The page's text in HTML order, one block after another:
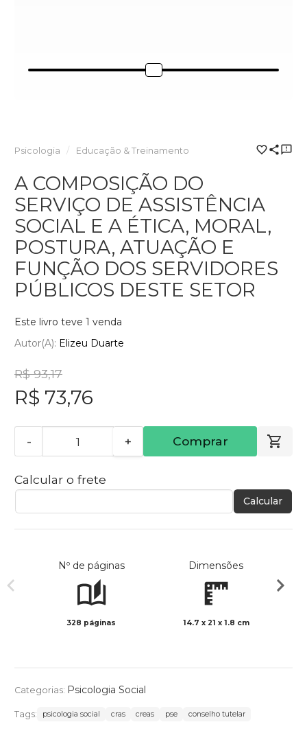
Psicologia Educação & Treinamento
A COMPOSIÇÃO DO
SERVIÇO DE ASSISTÊNCIA
SOCIAL E A ÉTICA, MORAL,
POSTURA, ATUAÇÃO E
FUNÇÃO DOS SERVIDORES
PÚBLICOS DESTE SETOR
Este livro teve 1 venda
Autor(a): Elizeu Duarte
R$ 93,17
R$ 73,76
- + Comprar
Calcular o frete
Calcular
Nº de páginas
328 páginas
Dimensões
14.7 x 21 x 1.8 cm
Categorias: Psicologia Social
Tags: psicologia social cras creas pse conselho tutelar